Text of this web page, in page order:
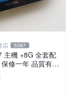
店 5387
主機 +8G 全套配
年 品質有保